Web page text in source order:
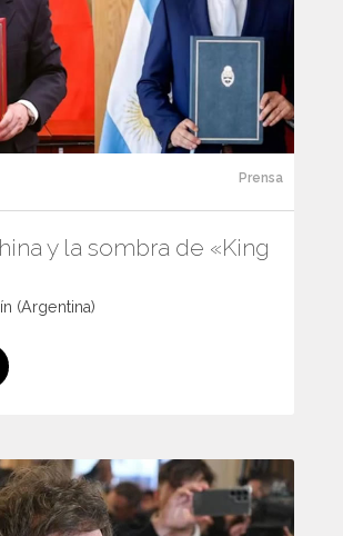
Prensa
y la sombra de «King
(Argentina)